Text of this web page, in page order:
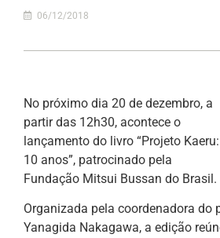
06/12/2018
No próximo dia 20 de dezembro, a
partir das 12h30, acontece o
lançamento do livro “Projeto Kaeru:
10 anos”, patrocinado pela
Fundação Mitsui Bussan do Brasil.
Organizada pela coordenadora do
Yanagida Nakagawa, a edição